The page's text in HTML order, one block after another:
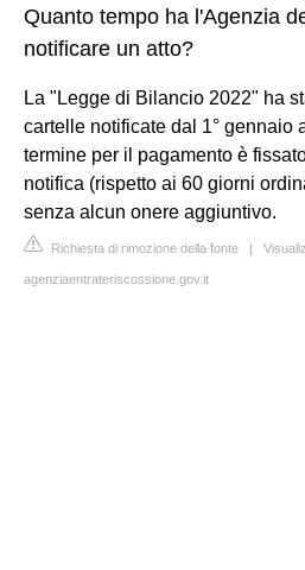
Quanto tempo ha l'Agenzia
notificare un atto?
La "Legge di Bilancio 2022" ha
cartelle notificate dal 1° gennaio
termine per il pagamento è
notifica (rispetto ai 60 giorni
senza alcun onere aggiuntivo.
Richiesta di rimozione della fonte |
agenziaentrateriscossione.gov.it